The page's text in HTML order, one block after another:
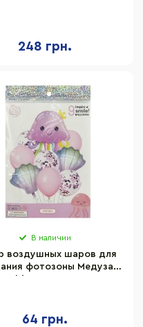
248 грн.
В наличии
воздушных шаров для
фотозоны Медуза
64 грн.